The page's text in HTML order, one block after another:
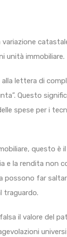
unità immobiliare.
alla lettera di
Questo
spese per i
questo è
e la rendita non
possono far
traguardo.
il valore del